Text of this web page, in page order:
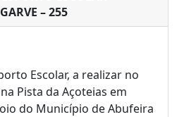
– 255
Escolar, a realizar no
Pista da Açoteias em
do Município de Abufeira